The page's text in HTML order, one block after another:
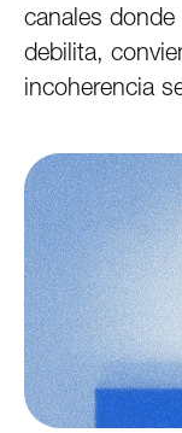
canales
debilita,
incoherencia